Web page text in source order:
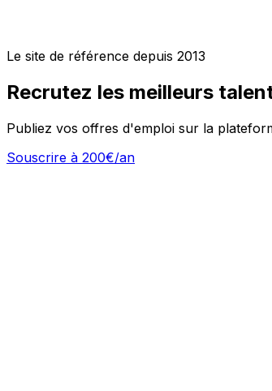
Le site de référence depuis 2013
Recrutez les meilleurs
Publiez vos offres d'emploi sur la
Souscrire à 200€/an